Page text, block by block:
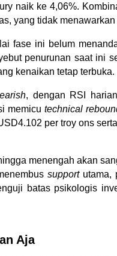
naik ke 4,06%.
yang tidak
fase ini belum
penurunan saat ini
kenaikan tetap terbuka.
, dengan RSI
memicu technical
per troy ons serta
menengah akan
support utama,
batas psikologis
Aja